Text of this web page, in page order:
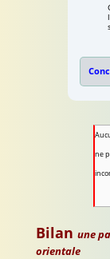
ne
Bilan une
orientale